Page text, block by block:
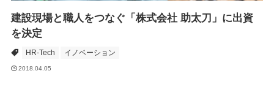
建設現場と職人をつなぐ「株式会社 助太刀」に出資
を決定
HR-Tech イノベーション
2018.04.05